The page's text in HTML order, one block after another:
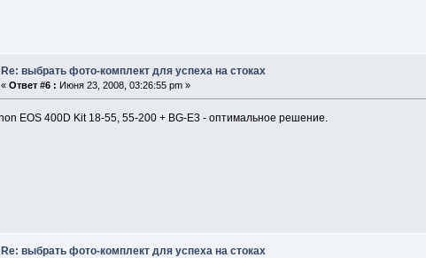
Re: выбрать фото-комплект для успеха на стоках
«Ответ #6 : Июня 23, 2008, 03:26:55 pm »
EOS 400D Kit 18-55, 55-200 + BG-E3 - оптимальное решение.
Re: выбрать фото-комплект для успеха на стоках